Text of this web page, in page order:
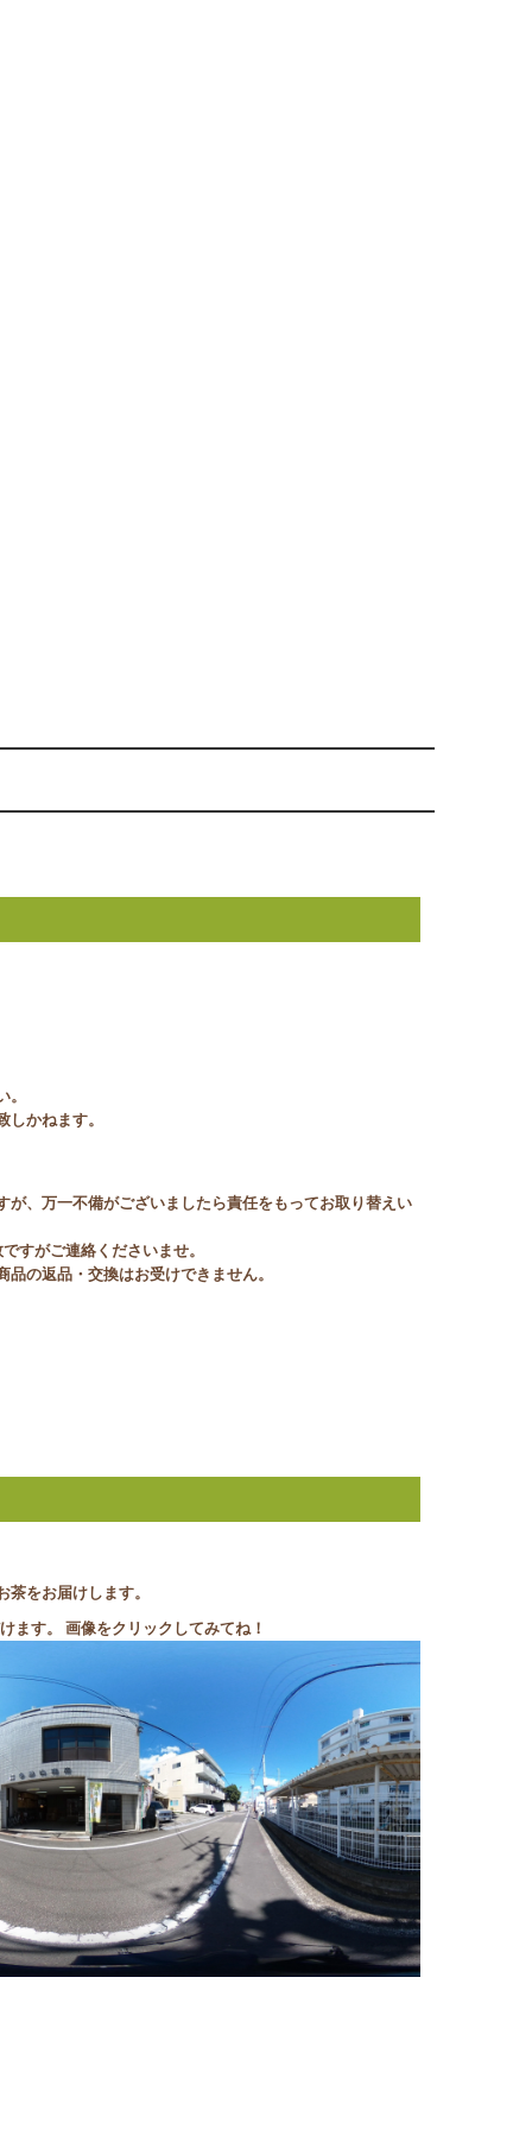
。
しかねます。
が、万一不備がございましたら責任をもってお取り替えい
すがご連絡くださいませ。
品の返品・交換はお受けできません。
をお届けします。
ます。 画像をクリックしてみてね！